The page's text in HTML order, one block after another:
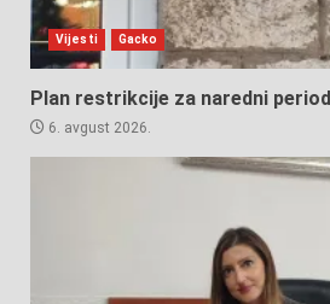
Vijesti Gacko
Plan restrikcije za naredni period
6. avgust 2026.